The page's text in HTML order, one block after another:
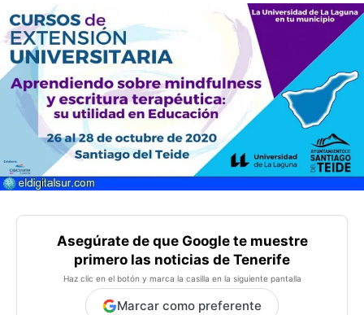
Asegúrate de que Google te muestre
primero las noticias de Tenerife
Haz clic en el botón y marca la casilla en la siguiente pantalla
Marcar como preferente